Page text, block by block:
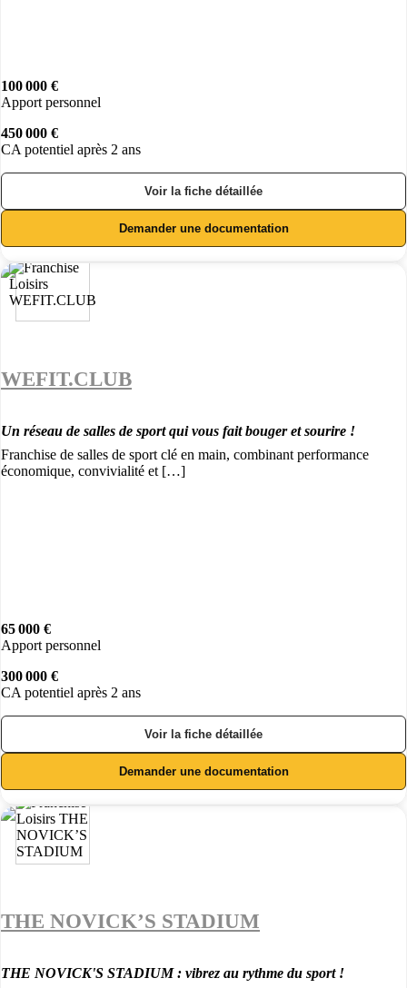
100 000 €
Apport personnel
450 000 €
CA potentiel après 2 ans
Voir la fiche détaillée
Demander une documentation
WEFIT.CLUB
Un réseau de salles de sport qui vous fait bouger et sourire !
Franchise de salles de sport clé en main, combinant performance
économique, convivialité et […]
65 000 €
Apport personnel
300 000 €
CA potentiel après 2 ans
Voir la fiche détaillée
Demander une documentation
THE NOVICK’S STADIUM
THE NOVICK'S STADIUM : vibrez au rythme du sport !